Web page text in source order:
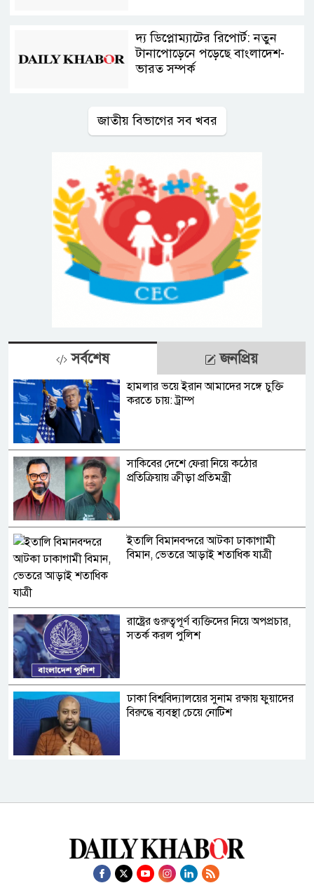
দ্য ডিপ্লোম্যাটের রিপোর্ট: নতুন
টানাপোড়েনে পড়েছে বাংলাদেশ-
ভারত সম্পর্ক
জাতীয় বিভাগের সব খবর
সর্বশেষ জনপ্রিয়
হামলার ভয়ে ইরান আমাদের সঙ্গে চুক্তি
করতে চায়: ট্রাম্প
সাকিবের দেশে ফেরা নিয়ে কঠোর
প্রতিক্রিয়ায় ক্রীড়া প্রতিমন্ত্রী
ইতালি বিমানবন্দরে আটকা ঢাকাগামী
বিমান, ভেতরে আড়াই শতাধিক যাত্রী
রাষ্ট্রের গুরুত্বপূর্ণ ব্যক্তিদের নিয়ে অপপ্রচার,
সতর্ক করল পুলিশ
ঢাকা বিশ্ববিদ্যালয়ের সুনাম রক্ষায় ফুয়াদের
বিরুদ্ধে ব্যবস্থা চেয়ে নোটিশ
গণমাধ্যম শক্তিশালী হলেই গণতন্ত্র
শক্তিশালী হবে: স্থানীয় সরকার মন্ত্রী